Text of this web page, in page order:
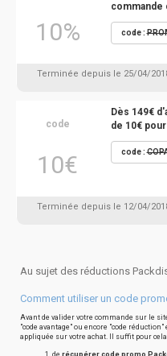
10%
commande
code :
Terminée depuis le 25/04/
code
10€
Dès 149€
de 10€
code :
Terminée depuis le 12/04/
Au sujet des réductions
Comment utiliser un code
Avant de valider votre commande sur le
"code avantage" ou encore "code
appliquée sur votre achat. Il suffit pour cela
de récupérer code promo